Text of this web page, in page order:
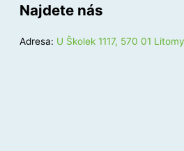
Najdete nás
Adresa: U Školek 1117, 570 01